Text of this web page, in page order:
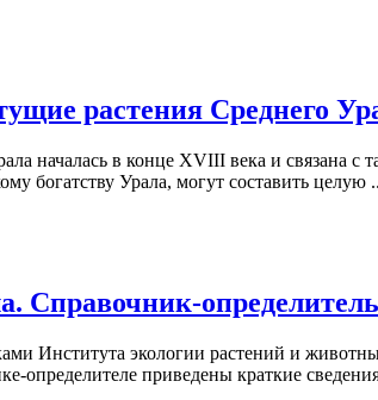
растения Среднего
началась в конце XVIII века и
богатству Урала, могут составить целую
Справочник-определитель
Института экологии растений и
определителе приведены краткие